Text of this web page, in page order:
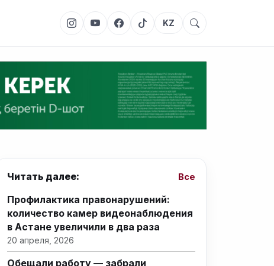
KZ
Читать далее: Все
Профилактика правонарушений:
количество камер видеонаблюдения
в Астане увеличили в два раза
20 апреля, 2026
Обещали работу — забрали